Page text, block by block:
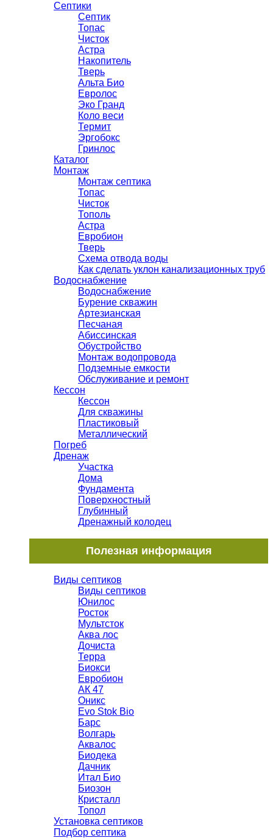
Септики
Септик
Топас
Чисток
Астра
Накопитель
Тверь
Альта Био
Евролос
Эко Гранд
Коло веси
Термит
Эргобокс
Гринлос
Каталог
Монтаж
Монтаж септика
Топас
Чисток
Тополь
Астра
Евробион
Тверь
Схема отвода воды
Как сделать уклон канализационных труб
Водоснабжение
Водоснабжение
Бурение скважин
Артезианская
Песчаная
Абиссинская
Обустройство
Монтаж водопровода
Подземные емкости
Обслуживание и ремонт
Кессон
Кессон
Для скважины
Пластиковый
Металлический
Погреб
Дренаж
Участка
Дома
Фундамента
Поверхностный
Глубинный
Дренажный колодец
Полезная информация
Виды септиков
Виды септиков
Юнилос
Росток
Мультсток
Аква лос
Дочиста
Терра
Биокси
Евробион
АК 47
Оникс
Evo Stok Bio
Барс
Волгарь
Аквалос
Биодека
Дачник
Итал Био
Биозон
Кристалл
Топол
Установка септиков
Подбор септика